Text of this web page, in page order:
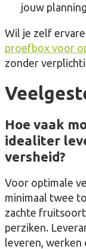
jouw planning
Wil je zelf
proefbox voor
zonder
Hoe vaak
idealiter
versheid?
Voor optimale
minimaal twee
zachte
perziken.
leveren, werken